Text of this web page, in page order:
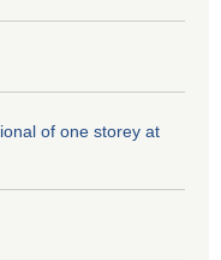
of one storey at